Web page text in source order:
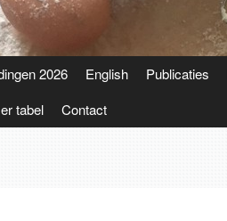
2026 English Publicaties
tabel Contact